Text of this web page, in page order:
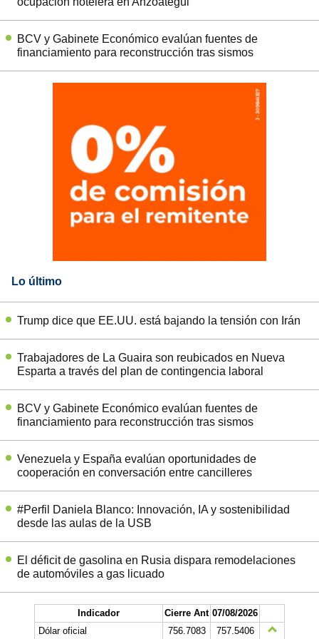
BCV y Gabinete Económico evalúan fuentes de
financiamiento para reconstrucción tras sismos
Lo último
Trump dice que EE.UU. está bajando la tensión con Irán
Trabajadores de La Guaira son reubicados en Nueva
Esparta a través del plan de contingencia laboral
BCV y Gabinete Económico evalúan fuentes de
financiamiento para reconstrucción tras sismos
Venezuela y España evalúan oportunidades de
cooperación en conversación entre cancilleres
#Perfil Daniela Blanco: Innovación, IA y sostenibilidad
desde las aulas de la USB
El déficit de gasolina en Rusia dispara remodelaciones
de automóviles a gas licuado
Indicador Cierre Ant 07/08/2026
Dólar oficial
756.7083 757.5406